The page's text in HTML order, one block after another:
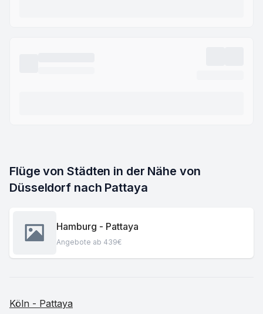
Flüge von Städten in der Nähe von
Düsseldorf nach Pattaya
Hamburg - Pattaya
Angebote ab 439€
Köln - Pattaya